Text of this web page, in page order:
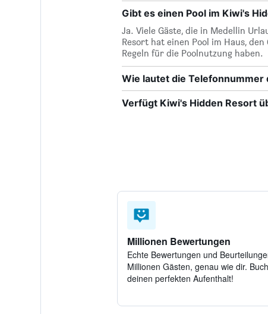
Gibt es einen Pool im Kiwi's
Ja. Viele Gäste, die in Medellin
Resort hat einen Pool im Haus,
Regeln für die Poolnutzung haben.
Wie lautet die Telefonnummer
Verfügt Kiwi's Hidden Resort
Millionen Bewertungen
Echte Bewertungen und
Millionen Gästen, genau wie dir.
deinen perfekten Aufenthalt!